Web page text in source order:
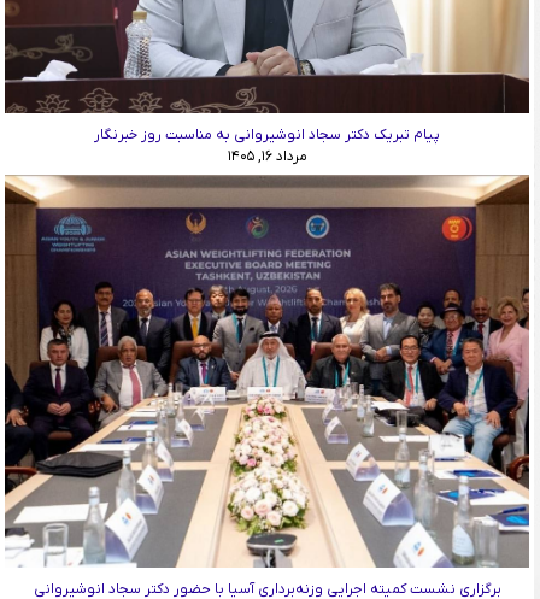
پیام تبریک دکتر سجاد انوشیروانی به مناسبت روز خبرنگار
مرداد ۱۶, ۱۴۰۵
برگزاری نشست کمیته اجرایی وزنه‌برداری آسیا با حضور دکتر سجاد انوشیروانی